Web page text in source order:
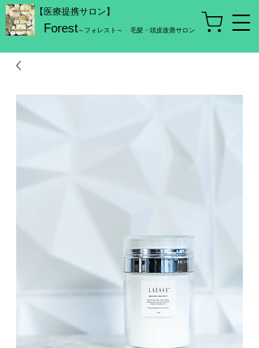
【医療提携サロン】
Forest ～フォレスト～ 毛髪・頭皮改善サロン